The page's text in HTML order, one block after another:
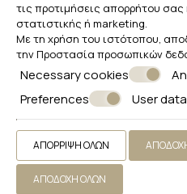
Ηχομονωτικά
Γραφείο
ΖΉΤΗΣΗ
τις προτιμήσεις απορρήτου σας
στατιστικής ή marketing.
Με τη χρήση του ιστότοπου,
τηνΠροστασία προσωπικών
Necessary cookies
Preferences
User data
ΑΠΌΡΡΙΨΗ ΌΛΩΝ
ΑΠΟΔΟΧΉ ΌΛΩΝ